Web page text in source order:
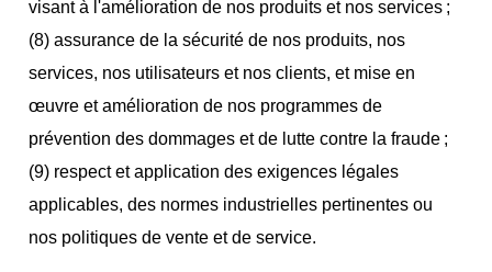
visant à l'amélioration de nos produits et nos services ;
(8) assurance de la sécurité de nos produits, nos
services, nos utilisateurs et nos clients, et mise en
œuvre et amélioration de nos programmes de
prévention des dommages et de lutte contre la fraude ;
(9) respect et application des exigences légales
applicables, des normes industrielles pertinentes ou
nos politiques de vente et de service.